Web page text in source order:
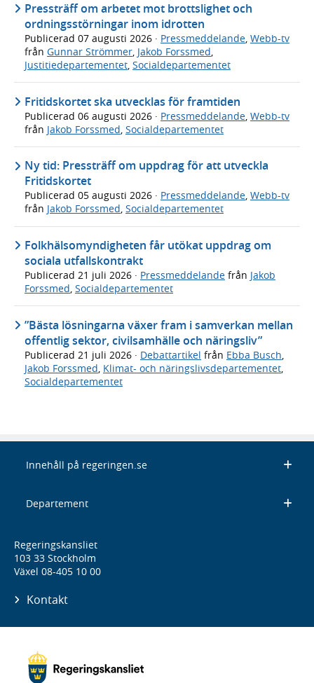
Pressträff om arbetet mot brottslighet och
ordningsstörningar inom idrotten
Publicerad 07 augusti 2026 · Pressmeddelande, Webb-tv
från Gunnar Strömmer, Jakob Forssmed,
Justitiedepartementet, Socialdepartementet
Fritidskortet ska utvecklas för framtiden
Publicerad 06 augusti 2026 · Pressmeddelande, Webb-tv
från Jakob Forssmed, Socialdepartementet
Ny tid: Pressträff om uppdrag för att utveckla
Fritidskortet
Publicerad 05 augusti 2026 · Pressmeddelande, Webb-tv
från Jakob Forssmed, Socialdepartementet
Folkhälsomyndigheten får utökat uppdrag om
sociala utfallskontrakt
Publicerad 21 juli 2026 · Pressmeddelande från Jakob
Forssmed, Socialdepartementet
”Bästa lösningarna växer fram i samverkan mellan
offentlig sektor, civilsamhälle och näringsliv”
Publicerad 21 juli 2026 · Debattartikel från Ebba Busch
Jakob Forssmed Klimat- och näringslivsdepartementet
Socialdepartementet
Innehåll på regeringen.se
Departement
Regeringskansliet
103 33 Stockholm
Växel 08-405 10 00
Kontakt